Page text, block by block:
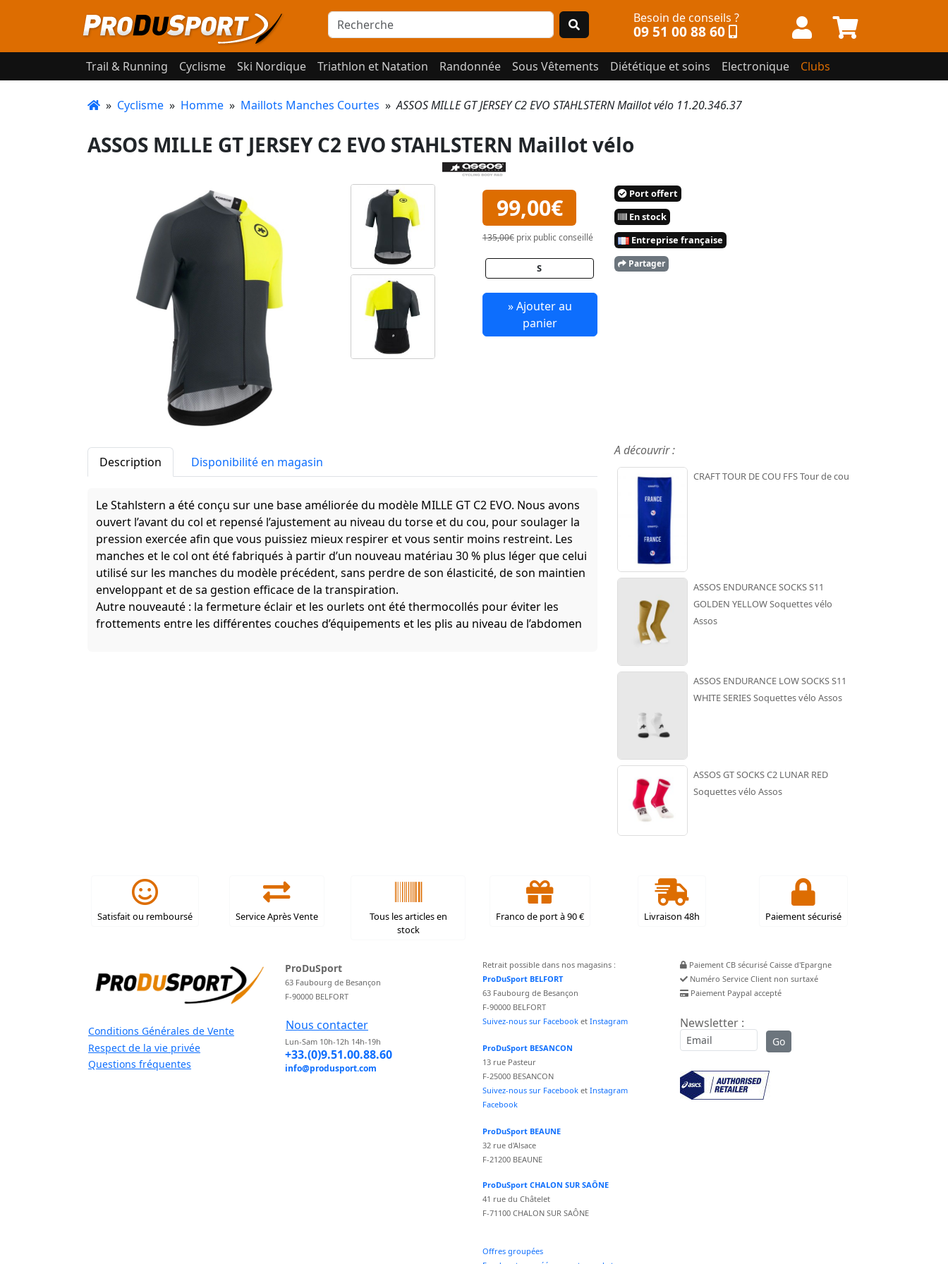
Besoin de conseils ?
09 51 00 88 60
Trail & Running Cyclisme Ski Nordique Triathlon et Natation Randonnée Sous Vêtements Diététique et soins Electronique Clubs
» Cyclisme » Homme » Maillots Manches Courtes »ASSOS MILLE GT JERSEY C2 EVO STAHLSTERN Maillot vélo 11.20.346.37
ASSOS MILLE GT JERSEY C2 EVO STAHLSTERN Maillot vélo
99,00€
135,00€ prix public conseillé
S
» Ajouter au
panier
Port offert
En stock
Entreprise française
Partager
Description Disponibilité en magasin
Le Stahlstern a été conçu sur une base améliorée du modèle MILLE GT C2 EVO. Nous avons
ouvert l’avant du col et repensé l’ajustement au niveau du torse et du cou, pour soulager la
pression exercée afin que vous puissiez mieux respirer et vous sentir moins restreint. Les
manches et le col ont été fabriqués à partir d’un nouveau matériau 30 % plus léger que celui
utilisé sur les manches du modèle précédent, sans perdre de son élasticité, de son maintien
enveloppant et de sa gestion efficace de la transpiration.
Autre nouveauté : la fermeture éclair et les ourlets ont été thermocollés pour éviter les
frottements entre les différentes couches d’équipements et les plis au niveau de l’abdomen
A découvrir :
CRAFT TOUR DE COU FFS Tour de cou
ASSOS ENDURANCE SOCKS S11
GOLDEN YELLOW Soquettes vélo
Assos
ASSOS ENDURANCE LOW SOCKS S11
WHITE SERIES Soquettes vélo Assos
ASSOS GT SOCKS C2 LUNAR RED
Soquettes vélo Assos
Satisfait ou remboursé Service Après Vente
Tous les articles en
stock
Franco de port à 90 € Livraison 48h Paiement sécurisé
Conditions Générales de Vente
Respect de la vie privée
Questions fréquentes
ProDuSport
63 Faubourg de Besançon
F-90000 BELFORT
Nous contacter
Lun-Sam 10h-12h 14h-19h
+33.(0)9.51.00.88.60
info@produsport.com
Retrait possible dans nos magasins :
ProDuSport BELFORT
63 Faubourg de Besançon
F-90000 BELFORT
Suivez-nous sur Facebook et Instagram
ProDuSport BESANCON
13 rue Pasteur
F-25000 BESANCON
Suivez-nous sur Facebook et Instagram
Facebook
ProDuSport BEAUNE
32 rue d'Alsace
F-21200 BEAUNE
ProDuSport CHALON SUR SAÔNE
41 rue du Châtelet
F-71100 CHALON SUR SAÔNE
Offres groupées
Paiement CB sécurisé Caisse d'Epargne
Numéro Service Client non surtaxé
Paiement Paypal accepté
Newsletter :